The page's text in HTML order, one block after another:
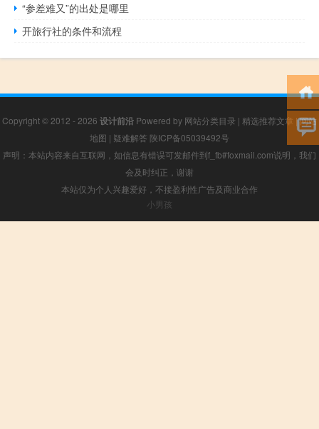
“参差难又”的出处是哪里
开旅行社的条件和流程
Copyright © 2012 - 2026 设计前沿 Powered by 网站分类目录 | 精选推荐文章 |网站
地图 | 疑难解答 陕ICP备05039492号
声明：本站内容来自互联网，如信息有错误可发邮件到f_fb#foxmail.com说明，我们
会及时纠正，谢谢
本站仅为个人兴趣爱好，不接盈利性广告及商业合作
小男孩